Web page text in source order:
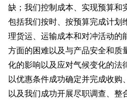
缺；我们控制成本、实现预算和
包括我们按时、按预算完成计划
理货运、运输成本和对冲活动的
方面的困难以及与产品安全和质
化的影响以及应对气候变化的法
以优惠条件成功确定并完成收购
以及我们成功开展尽职调查、整